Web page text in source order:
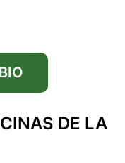
DE LA